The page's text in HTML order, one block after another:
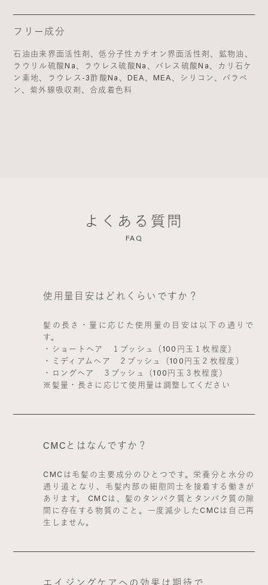
フリー成分
石油由来界面活性剤、低分子性カチオン界面活性剤、鉱物油、
ラウリル硫酸Na、ラウレス硫酸Na、パレス硫酸Na、カリ石ケ
ン素地、ラウレス-3酢酸Na、DEA、MEA、シリコン、パラベ
ン、紫外線吸収剤、合成着色料
よくある質問
FAQ
使用量目安はどれくらいですか？
髪の長さ・量に応じた使用量の目安は以下の通りで
す。
・ショートヘア １プッシュ（100円玉１枚程度）
・ミディアムヘア ２プッシュ（100円玉２枚程度）
・ロングヘア ３プッシュ（100円玉３枚程度）
※髪量・長さに応じて使用量は調整してください
CMCとはなんですか？
CMCは毛髪の主要成分のひとつです。栄養分と水分の
通り道となり、毛髪内部の細胞同士を接着する働きが
あります。 CMCは、髪のタンパク質とタンパク質の隙
間に存在する物質のこと。一度減少したCMCは自己再
生しません。